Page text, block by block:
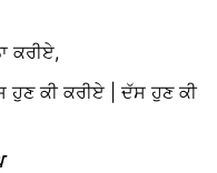
ਕਰੀਏ,
ਕੀ ਕਰੀਏ | ਦੱਸ ਹੁਣ ਕੀ